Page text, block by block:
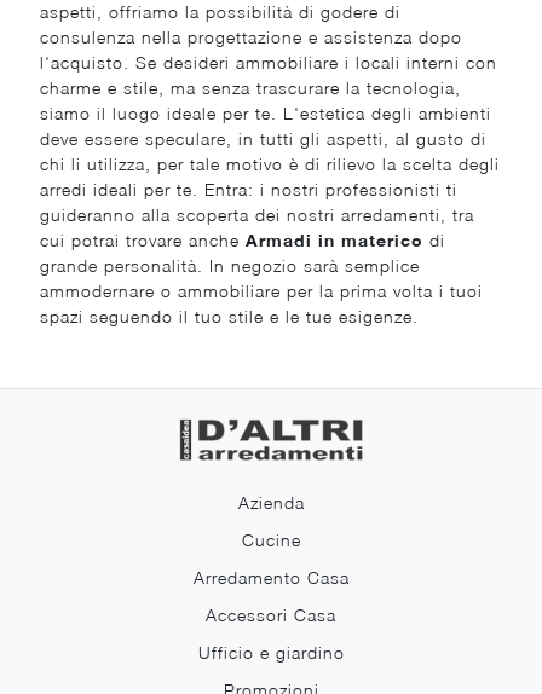
aspetti, offriamo la possibilità di godere di
consulenza nella progettazione e assistenza dopo
l'acquisto. Se desideri ammobiliare i locali interni con
charme e stile, ma senza trascurare la tecnologia,
siamo il luogo ideale per te. L'estetica degli ambienti
deve essere speculare, in tutti gli aspetti, al gusto di
chi li utilizza, per tale motivo è di rilievo la scelta degli
arredi ideali per te. Entra: i nostri professionisti ti
guideranno alla scoperta dei nostri arredamenti, tra
cui potrai trovare ancheArmadi in materico di
grande personalità. In negozio sarà semplice
ammodernare o ammobiliare per la prima volta i tuoi
spazi seguendo il tuo stile e le tue esigenze.
Azienda
Cucine
Arredamento Casa
Accessori Casa
Ufficio e giardino
Promozioni